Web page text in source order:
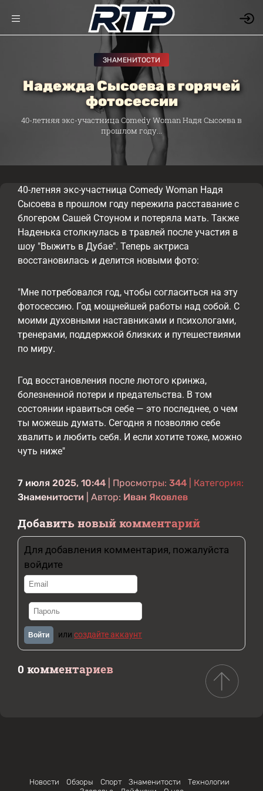
ЗНАМЕНИТОСТИ
Надежда Сысоева в горячей
фотосессии
40-летняя экс-участница Comedy Woman Надя Сысоева в
прошлом году...
40-летняя экс-участница Comedy Woman Надя
Сысоева в прошлом году пережила расставание с
блогером Сашей Стоуном и потеряла мать. Также
Наденька столкнулась в травлей после участия в
шоу "Выжить в Дубае". Теперь актриса
восстановилась и делится новыми фото:
"Мне потребовался год, чтобы согласиться на эту
фотосессию. Год мощнейшей работы над собой. С
моими духовными наставниками и психологами,
тренерами, поддержкой близких и путешествиями
по миру.
Год восстановления после лютого кринжа,
болезненной потери и предательства. В том
состоянии нравиться себе — это последнее, о чем
ты можешь думать. Сегодня я позволяю себе
хвалить и любить себя. И если хотите тоже, можно
чуть ниже"
7 июля 2025, 10:44 | Просмотры: 344 | Категория:
Знаменитости | Автор: Иван Яковлев
Добавить новый комментарий
Для добавления комментария, пожалуйста
войдите
Войти или создайте аккаунт
0 комментариев
Новости Обзоры Спорт Знаменитости
Технологии